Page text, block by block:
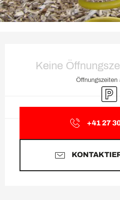
Keine
Öffnungszeiten
+41 27